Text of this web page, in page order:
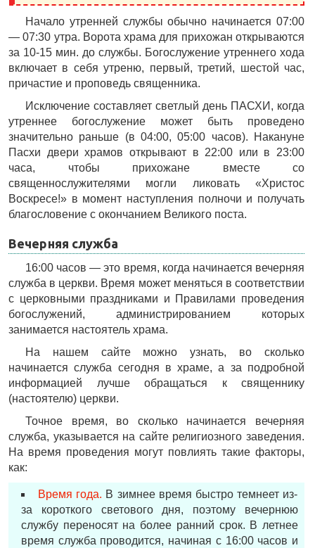
Начало утренней службы обычно начинается 07:00
— 07:30 утра. Ворота храма для прихожан открываются
за 10-15 мин. до службы. Богослужение утреннего хода
включает в себя утреню, первый, третий, шестой час,
причастие и проповедь священника.
Исключение составляет светлый день ПАСХИ, когда
утреннее богослужение может быть проведено
значительно раньше (в 04:00, 05:00 часов). Накануне
Пасхи двери храмов открывают в 22:00 или в 23:00
часа, чтобы прихожане вместе со
священнослужителями могли ликовать «Христос
Воскресе!» в момент наступления полночи и получать
благословение с окончанием Великого поста.
Вечерняя служба
16:00 часов — это время, когда начинается вечерняя
служба в церкви. Время может меняться в соответствии
с церковными праздниками и Правилами проведения
богослужений, администрированием которых
занимается настоятель храма.
На нашем сайте можно узнать, во сколько
начинается служба сегодня в храме, а за подробной
информацией лучше обращаться к священнику
(настоятелю) церкви.
Точное время, во сколько начинается вечерняя
служба, указывается на сайте религиозного заведения.
На время проведения могут повлиять такие факторы,
как:
Время года. В зимнее время быстро темнеет из-
за короткого светового дня, поэтому вечернюю
службу переносят на более ранний срок. В летнее
время служба проводится, начиная с 16:00 часов и